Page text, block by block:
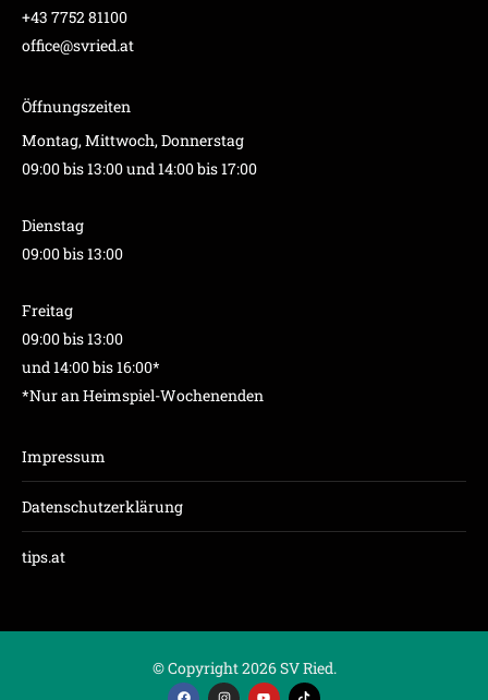
+43 7752 81100
office@svried.at
Öffnungszeiten
Montag, Mittwoch, Donnerstag
09:00 bis 13:00 und 14:00 bis 17:00
Dienstag
09:00 bis 13:00
Freitag
09:00 bis 13:00
und 14:00 bis 16:00*
*Nur an Heimspiel-Wochenenden
Impressum
Datenschutzerklärung
tips.at
© Copyright 2026 SV Ried.